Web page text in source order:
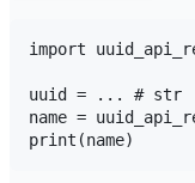
import
uuid = ... # str
name =